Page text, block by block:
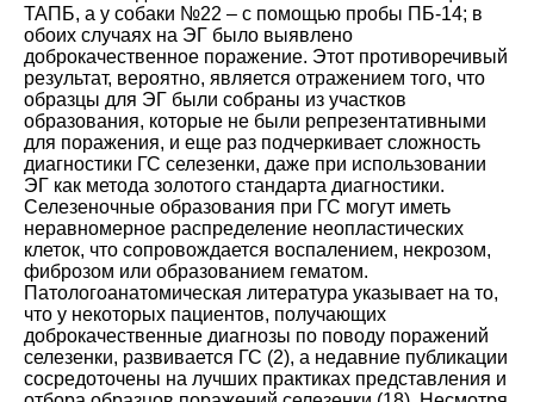
ТАПБ, а у собаки №22 – с помощью пробы ПБ-14; в
обоих случаях на ЭГ было выявлено
доброкачественное поражение. Этот противоречивый
результат, вероятно, является отражением того, что
образцы для ЭГ были собраны из участков
образования, которые не были репрезентативными
для поражения, и еще раз подчеркивает сложность
диагностики ГС селезенки, даже при использовании
ЭГ как метода золотого стандарта диагностики.
Селезеночные образования при ГС могут иметь
неравномерное распределение неопластических
клеток, что сопровождается воспалением, некрозом,
фиброзом или образованием гематом.
Патологоанатомическая литература указывает на то,
что у некоторых пациентов, получающих
доброкачественные диагнозы по поводу поражений
селезенки, развивается ГС (2), а недавние публикации
сосредоточены на лучших практиках представления и